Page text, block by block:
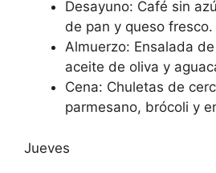
Desayuno: Café sin
de pan y queso fresco.
Almuerzo: Ensalada
aceite de oliva y
Cena: Chuletas de
parmesano, brócoli y
Jueves